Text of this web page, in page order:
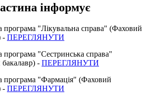
інформує
програма "Лікувальна справа" (Фаховий
- ПЕРЕГЛЯНУТИ
програма "Сестринська справа"
- ПЕРЕГЛЯНУТИ
програма "Фармація" (Фаховий
- ПЕРЕГЛЯНУТИ